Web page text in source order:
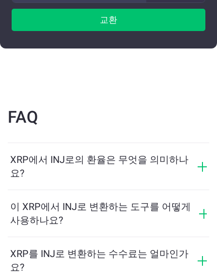
교환
FAQ
XRP에서 INJ로의 환율은 무엇을 의미하나
요?
니다. 이 환율은 시장 상황, 수요와 공급, 그리고 유동성에
따라 변동합니다.
이 XRP에서 INJ로 변환하는 도구를 어떻게
사용하나요?
량을 계산해줍니다. 그런 다음, 안내에 따라 거래를 완료
하세요.
XRP를 INJ로 변환하는 수수료는 얼마인가
요?